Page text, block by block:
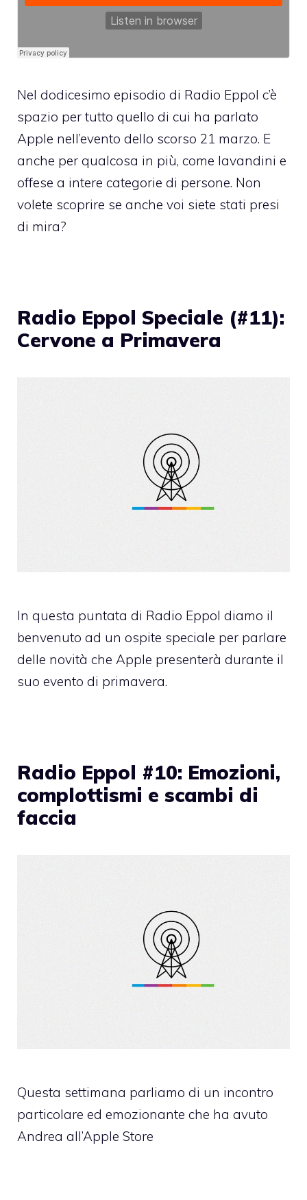
Nel dodicesimo episodio di Radio Eppol c’è
spazio per tutto quello di cui ha parlato
Apple nell’evento dello scorso 21 marzo. E
anche per qualcosa in più, come lavandini e
offese a intere categorie di persone. Non
volete scoprire se anche voi siete stati presi
di mira?
Radio Eppol Speciale (#11):
Cervone a Primavera
In questa puntata di Radio Eppol diamo il
benvenuto ad un ospite speciale per parlare
delle novità che Apple presenterà durante il
suo evento di primavera.
Radio Eppol #10: Emozioni,
complottismi e scambi di
faccia
Questa settimana parliamo di un incontro
particolare ed emozionante che ha avuto
Andrea all’Apple Store